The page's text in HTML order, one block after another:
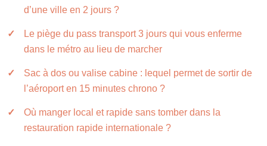
d’une ville en 2 jours ?
Le piège du pass transport 3 jours qui vous enferme
dans le métro au lieu de marcher
Sac à dos ou valise cabine : lequel permet de sortir de
l’aéroport en 15 minutes chrono ?
Où manger local et rapide sans tomber dans la
restauration rapide internationale ?